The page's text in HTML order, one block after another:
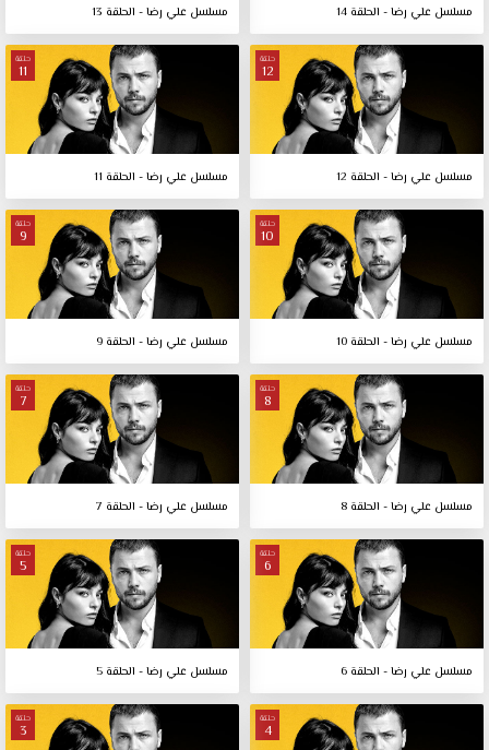
مسلسل علي رضا - الحلقة 14 مسلسل علي رضا - الحلقة 13
حلقة
12
مسلسل علي رضا - الحلقة 12
حلقة
11
مسلسل علي رضا - الحلقة 11
حلقة
10
مسلسل علي رضا - الحلقة 10
حلقة
9
مسلسل علي رضا - الحلقة 9
حلقة
8
مسلسل علي رضا - الحلقة 8
حلقة
7
مسلسل علي رضا - الحلقة 7
حلقة
6
مسلسل علي رضا - الحلقة 6
حلقة
5
مسلسل علي رضا - الحلقة 5
حلقة
4
حلقة
3